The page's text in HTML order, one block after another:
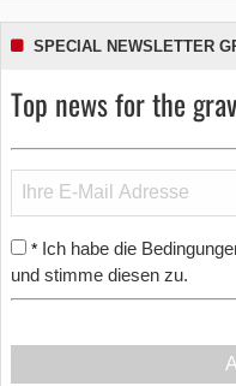
SPECIAL NEWSLETTER
Top news for the
* Ich habe die
und stimme diesen zu.